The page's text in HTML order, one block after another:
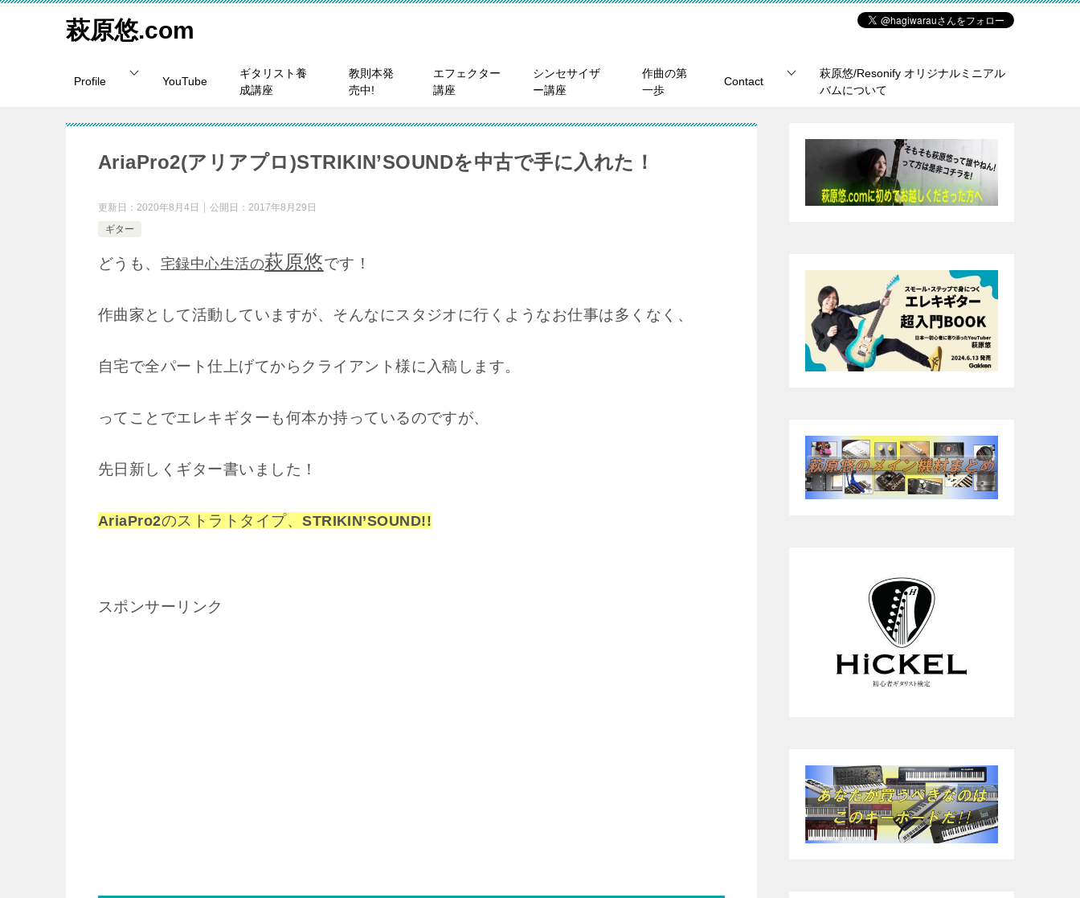
萩原悠.com
Profile YouTube
ギタリスト養
成講座
教則本発
売中!
エフェクター
講座
シンセサイザ
ー講座
作曲の第
一歩
Contact
萩原悠/Resonify オリジナルミニアル
バムについて
AriaPro2(アリアプロ)STRIKIN’SOUNDを中古で手に入れた！
更新日： 2020年8月4日 公開日： 2017年8月29日
ギター
どうも、 宅録中心生活の萩原悠です！
作曲家として活動していますが、そんなにスタジオに行くようなお仕事は多くなく、
自宅で全パート仕上げてからクライアント様に入稿します。
ってことでエレキギターも何本か持っているのですが、
先日新しくギター書いました！
AriaPro2のストラトタイプ、STRIKIN’SOUND!!
スポンサーリンク